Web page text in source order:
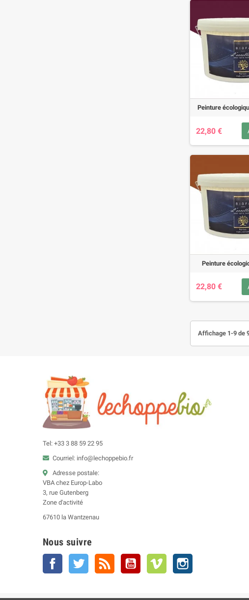
Peinture
22,80 €
Peinture
22,80 €
Affichage 1-9 de
Tel: +33 3 88 59 22 95
Courriel: info@lechoppebio.fr
Adresse postale:
VBA chez Europ-Labo
3, rue Gutenberg
Zone d'activité
67610 la Wantzenau
Nous suivre
Facebook Twitter Rss YouTube Vimeo